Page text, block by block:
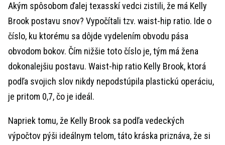
Akým spôsobom ďalej texasskí vedci zistili, že má Kelly
Brook postavu snov? Vypočítali tzv. waist-hip ratio. Ide o
číslo, ku ktorému sa dôjde vydelením obvodu pása
obvodom bokov. Čím nižšie toto číslo je, tým má žena
dokonalejšiu postavu. Waist-hip ratio Kelly Brook, ktorá
podľa svojich slov nikdy nepodstúpila plastickú operáciu,
je pritom 0,7, čo je ideál.
Napriek tomu, že Kelly Brook sa podľa vedeckých
výpočtov pýši ideálnym telom, táto kráska priznáva, že si